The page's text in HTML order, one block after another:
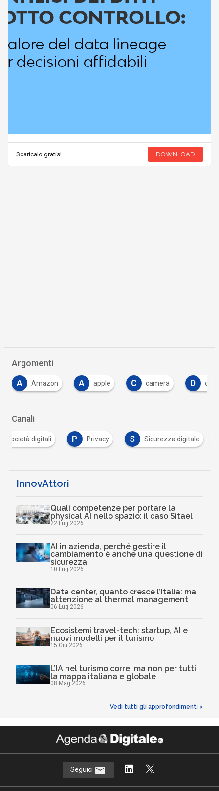
Scaricalo gratis! DOWNLOAD
Argomenti
Amazon A apple C camera D data
Canali
e società digitali P Privacy S Sicurezza digitale
InnovAttori
Quali competenze per portare la
physical AI nello spazio: il caso Sitael
22 Lug 2026
AI in azienda, perché gestire il
cambiamento è anche una questione di
sicurezza
10 Lug 2026
Data center, quanto cresce l’Italia: ma
attenzione al thermal management
06 Lug 2026
Ecosistemi travel-tech: startup, AI e
nuovi modelli per il turismo
15 Giu 2026
L’IA nel turismo corre, ma non per tutti:
la mappa italiana e globale
08 Mag 2026
Vedi tutti gli approfondimenti >
Seguici